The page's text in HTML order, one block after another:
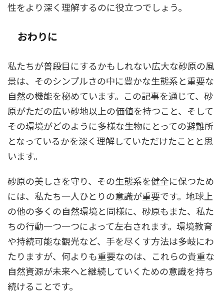
性をより深く理解するのに役立つでしょう。
おわりに
私たちが普段目にするかもしれない広大な砂原の風
景は、そのシンプルさの中に豊かな生態系と重要な
自然の機能を秘めています。この記事を通じて、砂
原がただの広い砂地以上の価値を持つこと、そして
その環境がどのように多様な生物にとっての避難所
となっているかを深く理解していただけたことと思
います。
砂原の美しさを守り、その生態系を健全に保つため
には、私たち一人ひとりの意識が重要です。地球上
の他の多くの自然環境と同様に、砂原もまた、私た
ちの行動一つ一つによって左右されます。環境教育
や持続可能な観光など、手を尽くす方法は多岐にわ
たりますが、何よりも重要なのは、これらの貴重な
自然資源が未来へと継続していくための意識を持ち
続けることです。